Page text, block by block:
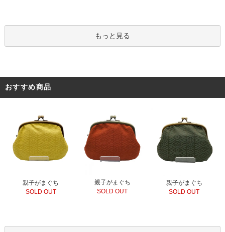
もっと見る
おすすめ商品
親子がまぐち
SOLD OUT
親子がまぐち
SOLD OUT
親子がまぐち
SOLD OUT